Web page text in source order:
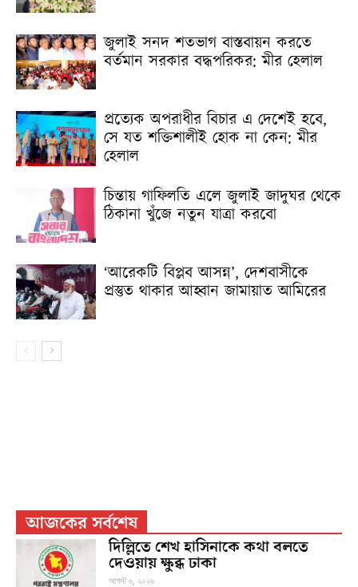
জুলাই সনদ শতভাগ বাস্তবায়ন করতে
বর্তমান সরকার বদ্ধপরিকর: মীর হেলাল
প্রত্যেক অপরাধীর বিচার এ দেশেই হবে,
সে যত শক্তিশালীই হোক না কেন: মীর
হেলাল
চিন্তায় গাফিলতি এলে জুলাই জাদুঘর থেকে
ঠিকানা খুঁজে নতুন যাত্রা করবো
‘আরেকটি বিপ্লব আসন্ন’, দেশবাসীকে
প্রস্তুত থাকার আহ্বান জামায়াত আমিরের
আজকের সর্বশেষ
দিল্লিতে শেখ হাসিনাকে কথা বলতে
দেওয়ায় ক্ষুব্ধ ঢাকা
আগস্ট ৬, ২০২৬